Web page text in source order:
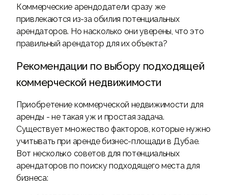
Коммерческие арендодатели сразу же
привлекаются из-за обилия потенциальных
арендаторов. Но насколько они уверены, что это
правильный арендатор для их объекта?
Рекомендации по выбору подходящей
коммерческой недвижимости
Приобретение коммерческой недвижимости для
аренды - не такая уж и простая задача.
Существует множество факторов, которые нужно
учитывать при аренде бизнес-площади в Дубае.
Вот несколько советов для потенциальных
арендаторов по поиску подходящего места для
бизнеса: